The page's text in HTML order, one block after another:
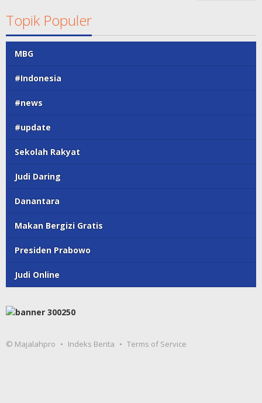
Topik Populer
MBG
#Indonesia
#news
#update
Sekolah Rakyat
Judi Daring
Danantara
Makan Bergizi Gratis
Presiden Prabowo
Judi Online
© Majalahpro Indeks Berita Terms of Service